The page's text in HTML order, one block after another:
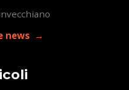
news